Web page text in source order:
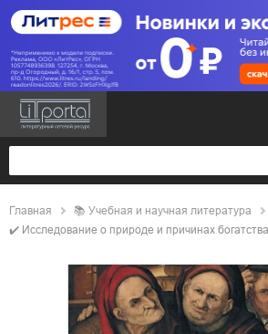
Главная 📚 учебная и научная литература
✔️ Исследование о природе и причинах